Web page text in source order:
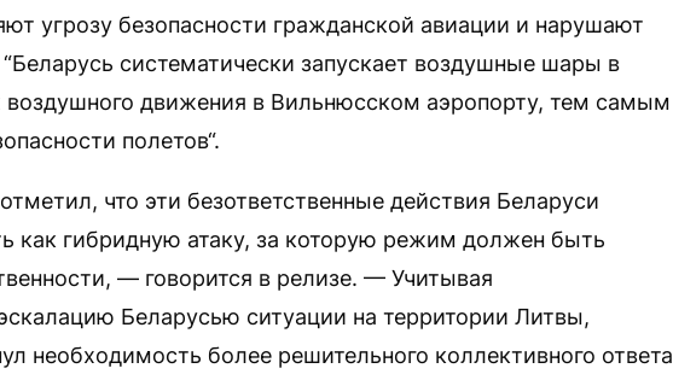
угрозу безопасности гражданской авиации и нарушают
систематически запускает воздушные шары в
воздушного движения в Вильнюсском аэропорту, тем самым
полетов“.
что эти безответственные действия Беларуси
как гибридную атаку, за которую режим должен быть
— говорится в релизе. — Учитывая
Беларусью ситуации на территории Литвы,
необходимость более решительного коллективного ответа